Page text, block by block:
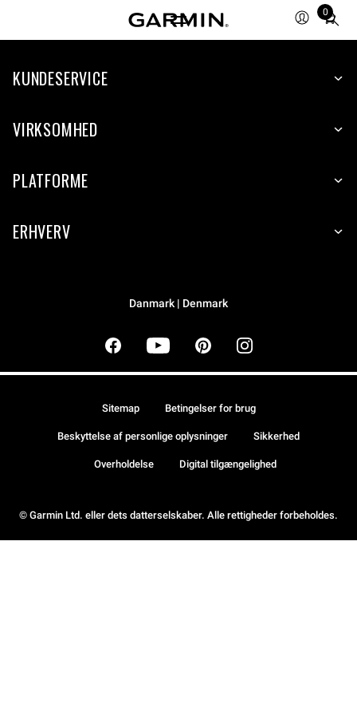
0
Total
KUNDESERVICE
VIRKSOMHED
PLATFORME
ERHVERV
Danmark | Denmark
© Garmin Ltd. eller dets datterselskaber. Alle rettigheder forbeholdes.
Sitemap Betingelser for brug
Beskyttelse af personlige oplysninger Sikkerhed
Overholdelse Digital tilgængelighed